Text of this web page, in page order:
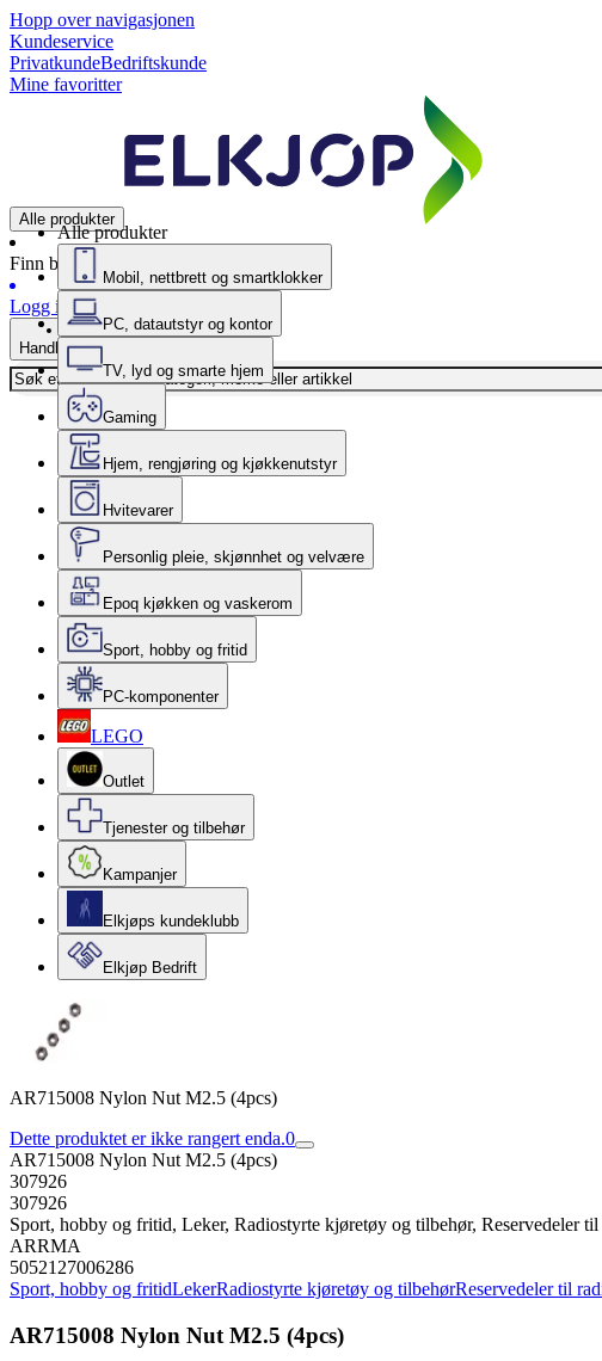
Hopp over navigasjonen
Kundeservice
PrivatkundeBedriftskunde
Mine favoritter
Alle produkter
Finn butikk
Logg inn
Handlekurv
Alle produkter
Mobil, nettbrett og smartklokker
PC, datautstyr og kontor
TV, lyd og smarte hjem
Gaming
Hjem, rengjøring og kjøkkenutstyr
Hvitevarer
Personlig pleie, skjønnhet og velvære
Epoq kjøkken og vaskerom
Sport, hobby og fritid
PC-komponenter
LEGO
Outlet
Tjenester og tilbehør
Kampanjer
Elkjøps kundeklubb
Elkjøp Bedrift
AR715008 Nylon Nut M2.5 (4pcs)
Dette produktet er ikke rangert enda.0
AR715008 Nylon Nut M2.5 (4pcs)
307926
307926
Sport, hobby og fritid, Leker, Radiostyrte kjøretøy og tilbehør, Reservedeler
ARRMA
5052127006286
Sport, hobby og fritidLekerRadiostyrte kjøretøy og tilbehørReservedeler til
AR715008 Nylon Nut M2.5 (4pcs)